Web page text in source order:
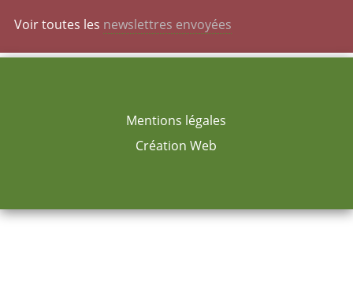
Voir toutes les newslettres envoyées
Mentions légales
Création Web